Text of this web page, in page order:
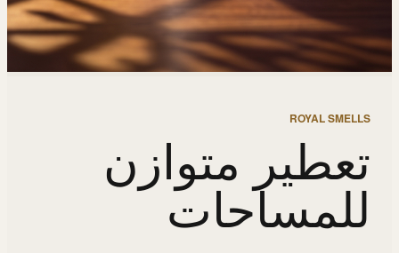
ROYAL SMELLS
تعطير متوازن
للمساحات